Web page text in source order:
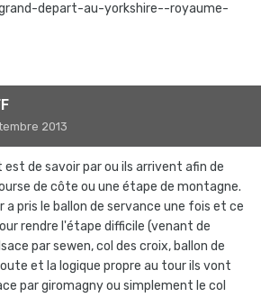
depart-au-yorkshire--royaume-
2013
est de savoir par ou ils arrivent afin de
de côte ou une étape de montagne.
pris le ballon de servance une fois et ce
rendre l'étape difficile (venant de
par sewen, col des croix, ballon de
et la logique propre au tour ils vont
par giromagny ou simplement le col